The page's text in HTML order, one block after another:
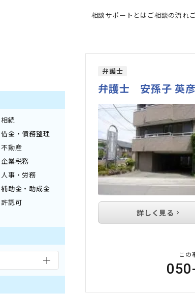
相談サポートとは ご相談の流れ
気に強い専門家の検索結果
相続
借金・債務整理
不動産
企業税務
人事・労務
補助金・助成金
許認可
弁護士
弁護士 安孫子 英彦
詳しく見る
この